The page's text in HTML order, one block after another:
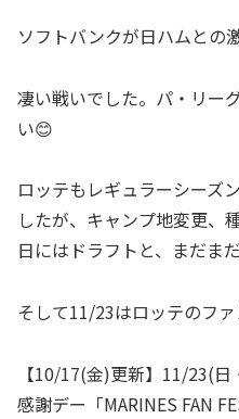
ソフトバンクが日ハムとの
凄い戦いでした。パ・リー
い😊
ロッテもレギュラーシーズ
したが、キャンプ地変更、
日にはドラフトと、まだま
そして11/23はロッテのファ
【10/17(金)更新】11/23(
感謝デー「MARINES FAN